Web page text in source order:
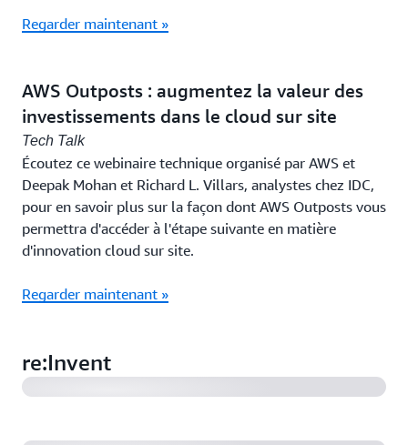
Regarder maintenant »
AWS Outposts : augmentez la valeur des
investissements dans le cloud sur site
Tech Talk
Écoutez ce webinaire technique organisé par AWS et
Deepak Mohan et Richard L. Villars, analystes chez IDC,
pour en savoir plus sur la façon dont AWS Outposts vous
permettra d'accéder à l'étape suivante en matière
d'innovation cloud sur site.
Regarder maintenant »
re:Invent
AWS re:Invent 2024 - AWS partout où vous en avez
travail VMware avec des dépendances sur site